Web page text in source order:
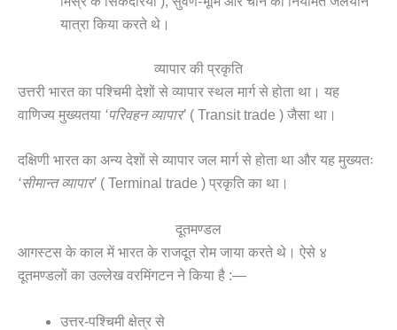
यात्रा किया करते थे।
व्यापार की प्रकृति
उत्तरी भारत का पश्चिमी देशों से व्यापार स्थल मार्ग से होता था। यह
वाणिज्य मुख्यतया ‘परिवहन व्यापार’ ( Transit trade ) जैसा था।
दक्षिणी भारत का अन्य देशों से व्यापार जल मार्ग से होता था और यह मुख्यतः
‘सीमान्त व्यापार’ ( Terminal trade ) प्रकृति का था।
दूतमण्डल
आगस्टस के काल में भारत के राजदूत रोम जाया करते थे। ऐसे ४
दूतमण्डलों का उल्लेख वरमिंगटन ने किया है :—
उत्तर-पश्चिमी क्षेत्र से